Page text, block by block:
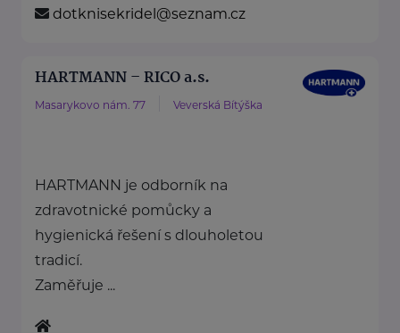
dotknisekridel@seznam.cz
HARTMANN – RICO a.s.
Masarykovo nám. 77 Veverská Bítýška
HARTMANN je odborník na
zdravotnické pomůcky a
hygienická řešení s dlouholetou
tradicí.
Zaměřuje ...